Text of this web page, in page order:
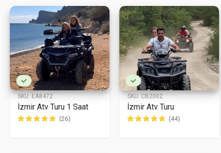
SKU:EA8472
İzmir Atv Turu 1 Saat
(26)
SKU:CB2002
İzmir Atv Turu
(44)